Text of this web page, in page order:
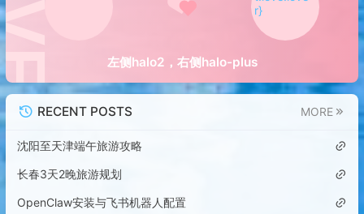
左侧halo2，右侧halo-plus
RECENT POSTS MORE
沈阳至天津端午旅游攻略
长春3天2晚旅游规划
OpenClaw安装与飞书机器人配置